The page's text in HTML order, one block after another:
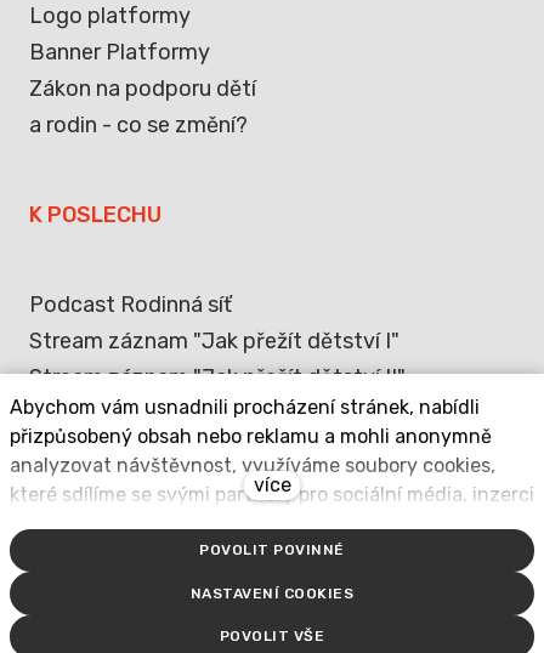
Logo platformy
Banner Platformy
Zákon na podporu dětí
a rodin - co se změní?
K POSLECHU
Podcast Rodinná síť
Stream záznam "Jak přežít dětství I"
Stream záznam "Jak přežít dětství II"
forejt.net/ běží na
Abychom vám usnadnili procházení stránek, nabídli
přizpůsobený obsah nebo reklamu a mohli anonymně
analyzovat návštěvnost, využíváme soubory cookies,
které sdílíme se svými partnery pro sociální média, inzerci
a analýzu. Jejich nastavení upravíte odkazem "Nastavení
cookies" a kdykoliv jej můžete změnit v patičce webu.
Podrobnější informace najdete v našich Zásadách
ochrany osobních údajů a používání souborů cookies.
Souhlasíte s používáním cookies?
více
POVOLIT POVINNÉ
NASTAVENÍ COOKIES
POVOLIT VŠE